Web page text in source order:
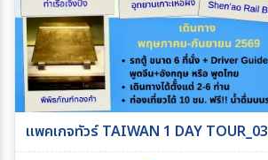
แพคเกจทัวร์ TAIWAN 1 DAY TOUR_03